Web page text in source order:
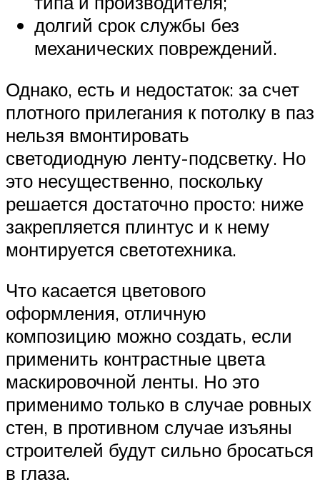
долгий срок службы без
механических повреждений.
Однако, есть и недостаток: за счет
плотного прилегания к потолку в паз
нельзя вмонтировать
светодиодную ленту-подсветку. Но
это несущественно, поскольку
решается достаточно просто: ниже
закрепляется плинтус и к нему
монтируется светотехника.
Что касается цветового
оформления, отличную
композицию можно создать, если
применить контрастные цвета
маскировочной ленты. Но это
применимо только в случае ровных
стен, в противном случае изъяны
строителей будут сильно бросаться
в глаза.